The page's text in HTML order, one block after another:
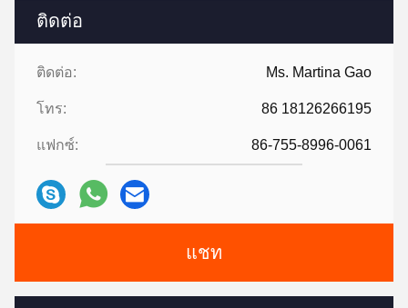
ติดต่อ
ติดต่อ: Ms. Martina Gao
โทร: 86 18126266195
แฟกซ์: 86-755-8996-0061
แชท